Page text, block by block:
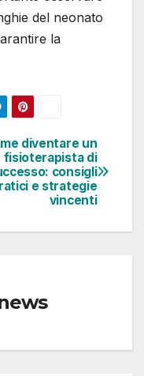
del neonato
la
diventare un
fisioterapista di
consigli
e strategie
vincenti